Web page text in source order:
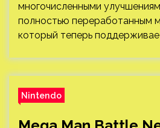
многочисленными
полностью переработанным
который теперь
Nintendo